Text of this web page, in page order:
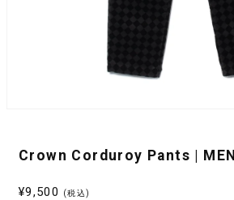
Crown Corduroy Pants | MEN
セ
¥9,500 (税込)